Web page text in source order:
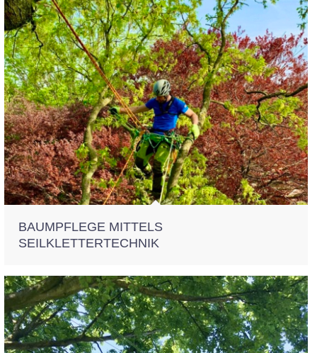
BAUMPFLEGE MITTELS
SEILKLETTERTECHNIK